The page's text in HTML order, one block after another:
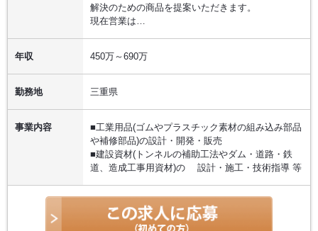
解決のための商品を提案いただきます。
現在営業は…
年収 450万～690万
勤務地 三重県
事業内容
■工業用品(ゴムやプラスチック素材の組み込み部品
や補修部品)の設計・開発・販売
■建設資材(トンネルの補助工法やダム・道路・鉄
道、造成工事用資材)の 設計・施工・技術指導 等